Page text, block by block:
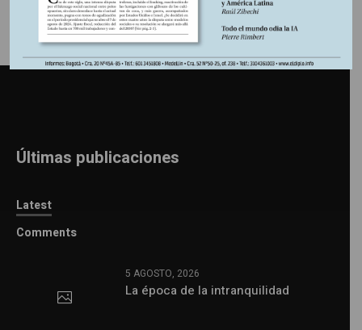
Últimas publicaciones
Latest
Comments
5 AGOSTO, 2026
La época de la intranquilidad